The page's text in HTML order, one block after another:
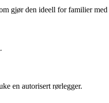
gjør den ideell for familier med
en autorisert rørlegger.